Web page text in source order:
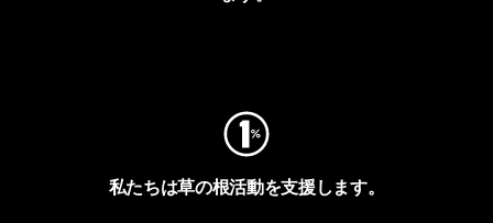
私たちは草の根活動を支援します。